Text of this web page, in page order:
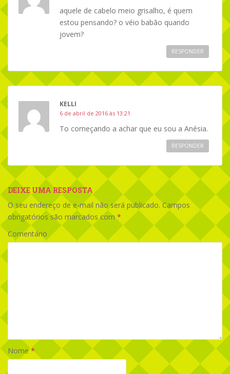
aquele de cabelo meio grisalho, é quem
estou pensando? o véio babão quando
jovem?
RESPONDER
KELLI
6 de abril de 2016 às 13:21
To começando a achar que eu sou a Anésia.
RESPONDER
DEIXE UMA RESPOSTA
O seu endereço de e-mail não será publicado. Campos
obrigatórios são marcados com*
Comentário
Nome*